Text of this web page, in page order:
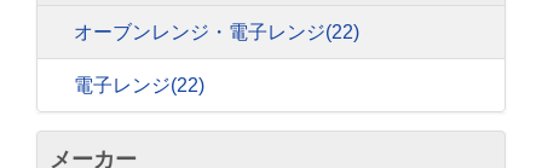
オーブンレンジ・電子レンジ(22)
電子レンジ(22)
メーカー